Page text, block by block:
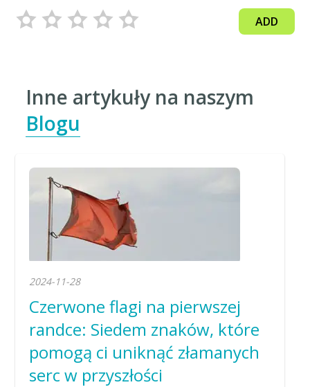
ADD
Inne artykuły na naszym
Blogu
2024-11-28
Czerwone flagi na pierwszej
randce: Siedem znaków, które
pomogą ci uniknąć złamanych
serc w przyszłości